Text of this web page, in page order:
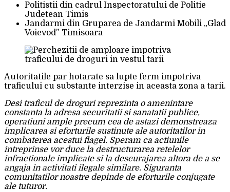
Politistii din cadrul Inspectoratului de Politie
Judetean Timis
Jandarmi din Gruparea de Jandarmi Mobili „Glad
Voievod” Timisoara
Autoritatile par hotarate sa lupte ferm impotriva
traficului cu substante interzise in aceasta zona a tarii.
Desi traficul de droguri reprezinta o amenintare
constanta la adresa securitatii si sanatatii publice,
operatiuni ample precum cea de astazi demonstreaza
implicarea si eforturile sustinute ale autoritatilor in
combaterea acestui flagel. Speram ca actiunile
intreprinse vor duce la destructurarea retelelor
infractionale implicate si la descurajarea altora de a se
angaja in activitati ilegale similare. Siguranta
comunitatilor noastre depinde de eforturile conjugate
ale tuturor.